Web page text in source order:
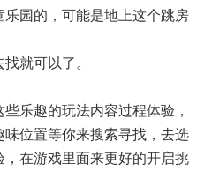
园的，可能是地上这个跳房
就可以了。
乐趣的玩法内容过程体验，
位置等你来搜索寻找，去选
在游戏里面来更好的开启挑